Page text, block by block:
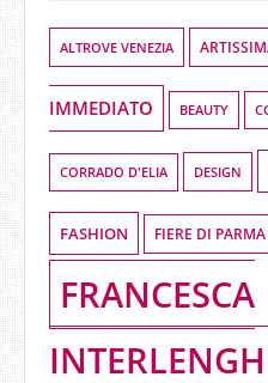
ALTROVE VENEZIA
IMMEDIATO BEAUTY
CORRADO D'ELIA DESIGN
FASHION FIERE DI PARMA
FRANCESCA